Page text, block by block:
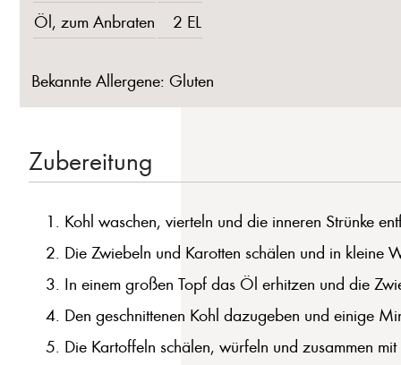
Öl, zum Anbraten
2 EL
Bekannte Allergene: Gluten
Zubereitung
Kohl waschen, vierteln und die inneren Strünke
Die Zwiebeln und Karotten schälen und in kleine
In einem großen Topf das Öl erhitzen und die
Den geschnittenen Kohl dazugeben und einige
Die Kartoffeln schälen, würfeln und zusammen